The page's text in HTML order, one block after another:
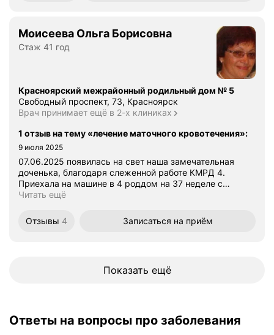
Моисеева Ольга Борисовна
Стаж 41 год
Красноярский межрайонный родильный дом № 5
Свободный проспект, 73, Красноярск
Врач принимает ещё в 2-х клиниках
1 отзыв на тему «лечение маточного кровотечения»:
9 июля 2025
07.06.2025 появилась на свет наша замечательная
доченька, благодаря слеженной работе КМРД 4.
Приехала на машине в 4 роддом на 37 неделе с…
Читать ещё
Отзывы 4 Записаться на приём
Показать ещё
Ответы на вопросы про заболевания